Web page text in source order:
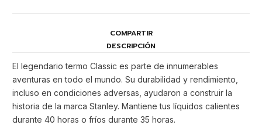
COMPARTIR
DESCRIPCIÓN
El legendario termo Classic es parte de innumerables
aventuras en todo el mundo. Su durabilidad y rendimiento,
incluso en condiciones adversas, ayudaron a construir la
historia de la marca Stanley. Mantiene tus líquidos calientes
durante 40 horas o fríos durante 35 horas.